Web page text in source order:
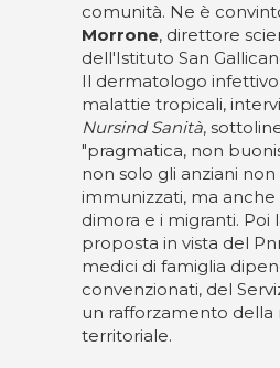
comunità. Ne è
Morrone, direttore
dell'Istituto San
Il dermatologo
malattie tropicali,
Nursind Sanità,
"pragmatica, non
non solo gli anziani non
immunizzati, ma anche
dimora e i migranti. Poi
proposta in vista del
medici di famiglia
convenzionati, del
un rafforzamento della
territoriale.